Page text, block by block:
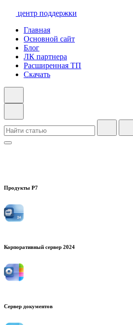
центр поддержки
Главная
Основной сайт
Блог
ЛК партнера
Расширенная ТП
Скачать
Продукты Р7
Корпоративный сервер 2024
Сервер документов